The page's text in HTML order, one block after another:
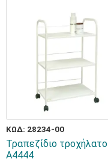
ΚΩΔ: 28234-00
Τραπεζίδιο τροχήλατο
A4444